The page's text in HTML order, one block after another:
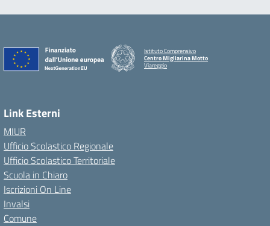
Istituto Comprensivo
Centro Migliarina Motto
Viareggio
Link Esterni
MIUR
Ufficio Scolastico Regionale
Ufficio Scolastico Territoriale
Scuola in Chiaro
Iscrizioni On Line
Invalsi
Comune